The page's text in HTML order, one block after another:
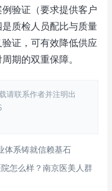
验证（要求提供客户
质检人员配比与质量
证，可有效降低供应
期的双重保障。
请联系作者并注明出
体系铸就信赖基石
怎么样？南京医美人群